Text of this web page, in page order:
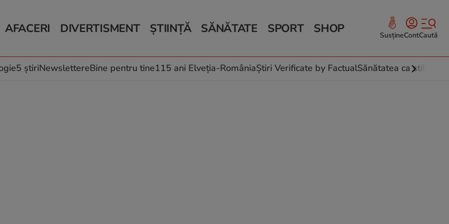
AFACERI
Auto
Locuri de muncă
DIVERTISMENT
Horoscop
Muzică și Filme
ȘTIINȚĂ
Schimbări climatice
SĂNĂTATE
Relații
Rețete culinare
SPORT SHOP SusțineContCaută
5 știriNewslettereBine pentru tine115 ani Elveția-RomâniaȘtiri Verificate by FactualSănătatea ca stil de